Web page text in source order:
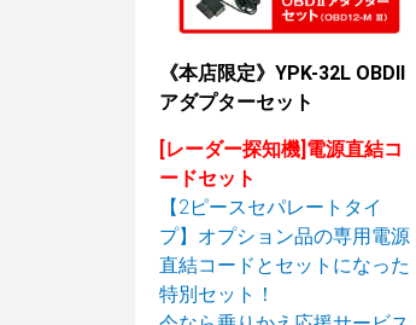
《本店限定》YPK-32L OBDII
アダプターセット
[レーダー探知機]電源直結コ
ードセット
【2ピースセパレートタイ
プ】オプション品の専用電源
直結コードとセットになった
特別セット！